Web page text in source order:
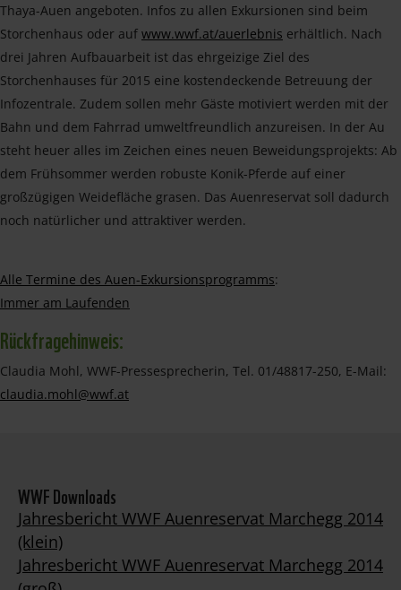
Thaya-Auen angeboten. Infos zu allen Exkursionen sind beim
Storchenhaus oder auf www.wwf.at/auerlebnis erhältlich. Nach
drei Jahren Aufbauarbeit ist das ehrgeizige Ziel des
Storchenhauses für 2015 eine kostendeckende Betreuung der
Infozentrale. Zudem sollen mehr Gäste motiviert werden mit der
Bahn und dem Fahrrad umweltfreundlich anzureisen. In der Au
steht heuer alles im Zeichen eines neuen Beweidungsprojekts: Ab
dem Frühsommer werden robuste Konik-Pferde auf einer
großzügigen Weidefläche grasen. Das Auenreservat soll dadurch
noch natürlicher und attraktiver werden.
Alle Termine des Auen-Exkursionsprogramms:
Immer am Laufenden
Rückfragehinweis:
Claudia Mohl, WWF-Pressesprecherin, Tel. 01/48817-250, E-Mail:
claudia.mohl@wwf.at
WWF Downloads
Jahresbericht WWF Auenreservat Marchegg 2014
(klein)
Jahresbericht WWF Auenreservat Marchegg 2014